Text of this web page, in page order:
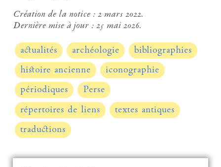
Création de la notice :2 mars 2022.
Dernière mise à jour :25 mai 2026.
actualités archéologie
bibliographies
histoire ancienne
iconographie
périodiques
Perse
répertoires de liens
textes antiques
traductions